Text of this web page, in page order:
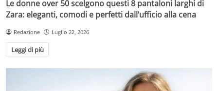
Le donne over 50 scelgono questi 8 pantaloni larghi di
Zara: eleganti, comodi e perfetti dall’ufficio alla cena
Redazione Luglio 22, 2026
Leggi di più